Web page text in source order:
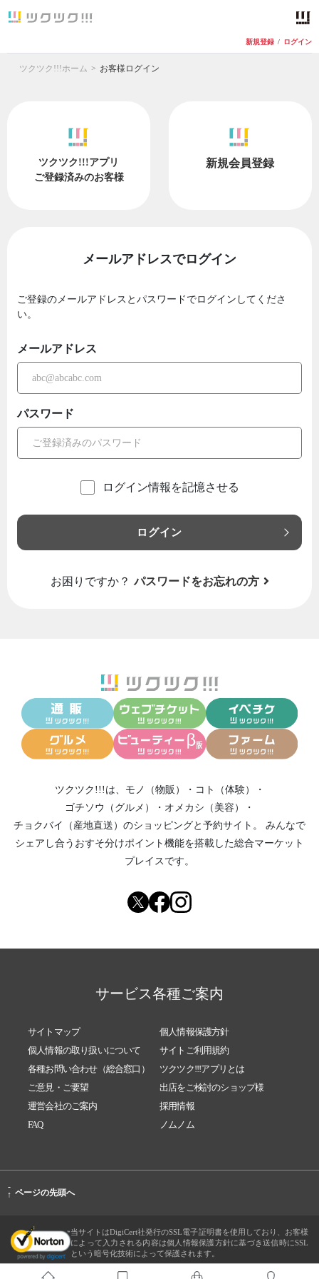
新規登録 / ログイン
ツクツク!!!ホーム お客様ログイン
ツクツク!!!アプリ
ご登録済みのお客様
新規会員登録
メールアドレスでログイン
ご登録のメールアドレスとパスワードでログインしてくださ
い。
メールアドレス
パスワード
ログイン情報を記憶させる
ログイン
お困りですか？ パスワードをお忘れの方
ツクツク!!!は、 モノ（物販） ・ コト（体験）
・
ゴチソウ（グルメ）
・ オメカシ（美容）
・
チョクバイ（産地直送） のショッピングと予約サイト。
みんなで
シェアし合う おすそ分けポイント機能を搭載した総合マーケット
プレイスです。
サービス各種ご案内
サイトマップ
個人情報保護方針
個人情報の取り扱いについて
サイトご利用規約
各種お問い合わせ（総合窓口）
ツクツク!!!アプリとは
ご意見・ご要望
出店をご検討のショップ様
運営会社のご案内
採用情報
FAQ
ノムノム
-
↑ ページの先頭へ
当サイトはDigiCert社発行のSSL電子証明書を使用しており、お客様
によって入力される内容は個人情報保護方針に基づき送信時にSSL
という暗号化技術によって保護されます。